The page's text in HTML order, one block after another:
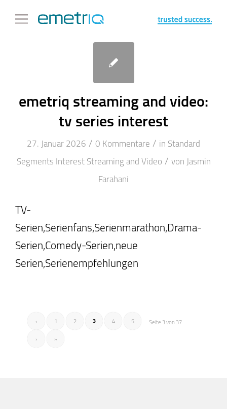
emetriq streaming and video:
tv series interest
27. Januar 2026 / 0 Kommentare / in Standard
Segments Interest Streaming and Video / von Jasmin
Farahani
TV-
Serien,Serienfans,Serienmarathon,Drama-
Serien,Comedy-Serien,neue
Serien,Serienempfehlungen
Seite 3 von 37
‹ 1 2 3 4 5
› »